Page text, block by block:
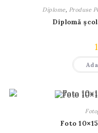
Diplome,Produse
Diplomă
Foto